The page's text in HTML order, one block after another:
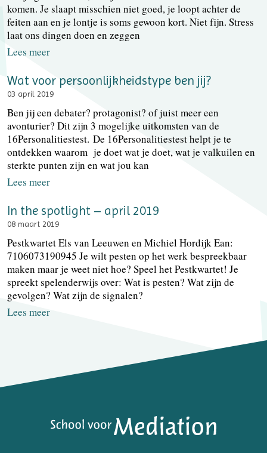
komen. Je slaapt misschien niet goed, je loopt achter de
feiten aan en je lontje is soms gewoon kort. Niet fijn. Stress
laat ons dingen doen en zeggen
Lees meer
Wat voor persoonlijkheidstype ben jij?
03 april 2019
Ben jij een debater? protagonist? of juist meer een
avonturier? Dit zijn 3 mogelijke uitkomsten van de
16Personalitiestest. De 16Personalitiestest helpt je te
ontdekken waarom je doet wat je doet, wat je valkuilen en
sterkte punten zijn en wat jou kan
Lees meer
In the spotlight – april 2019
08 maart 2019
Pestkwartet Els van Leeuwen en Michiel Hordijk Ean:
7106073190945 Je wilt pesten op het werk bespreekbaar
maken maar je weet niet hoe? Speel het Pestkwartet! Je
spreekt spelenderwijs over: Wat is pesten? Wat zijn de
gevolgen? Wat zijn de signalen?
Lees meer